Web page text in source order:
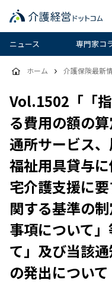
ニュース 専門家コ
Vol.1502「「
る費用の額の
通所サービス
福祉用具貸与
宅介護支援に
関する基準の
事項について
て」及び当該
の発出について
ホーム 介護保険最新